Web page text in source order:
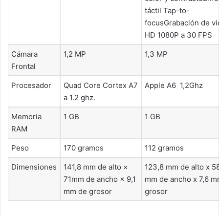
táctil Tap-to-
focusGrabación de
HD 1080P a 30 FPS
Cámara
Frontal
1,2 MP 1,3 MP
Procesador
Quad Core Cortex A7
a 1.2 ghz.
Apple A6 1,2Ghz
Memoria
RAM
1 GB 1 GB
Peso 170 gramos 112 gramos
Dimensiones
141,8 mm de alto ×
71mm de ancho × 9,1
mm de grosor
123,8 mm de alto x
mm de ancho x 7,6
grosor